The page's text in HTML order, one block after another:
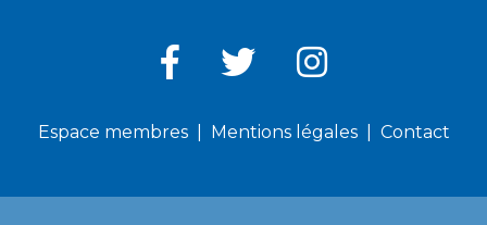
Espace membres Mentions légales Contact